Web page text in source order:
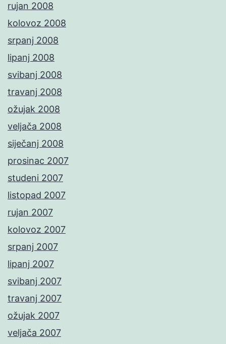
rujan 2008
kolovoz 2008
srpanj 2008
lipanj 2008
svibanj 2008
travanj 2008
ožujak 2008
veljača 2008
siječanj 2008
prosinac 2007
studeni 2007
listopad 2007
rujan 2007
kolovoz 2007
srpanj 2007
lipanj 2007
svibanj 2007
travanj 2007
ožujak 2007
veljača 2007